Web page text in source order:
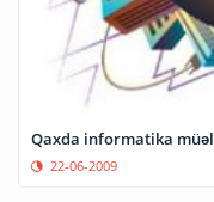
Qaxda informatika
22-06-2009